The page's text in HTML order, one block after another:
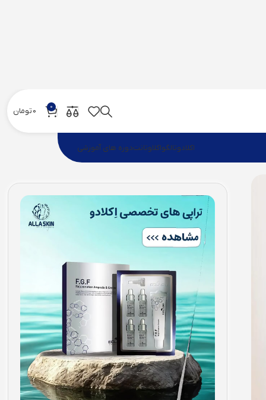
0
0تومان
اکلادوتالگواکلاوتانتدوره های آموزشی